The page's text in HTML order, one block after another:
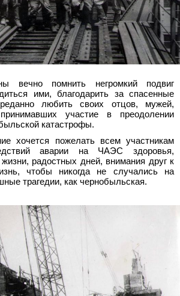
вечно помнить негромкий подвиг
ими, благодарить за спасенные
любить своих отцов, мужей,
участие в преодолении
катастрофы.
хочется пожелать всем участникам
аварии на ЧАЭС здоровья,
радостных дней, внимания друг к
чтобы никогда не случались на
трагедии, как чернобыльская.